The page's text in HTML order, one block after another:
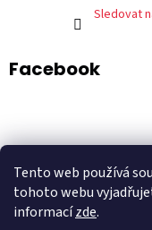
Tento web používá
tohoto webu
informacízde.
Sledovat
Facebook